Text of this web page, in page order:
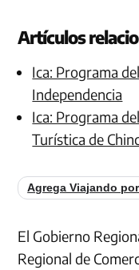
Artículos
Ica: Programa
Independencia
Ica: Programa
Turística de
Agrega Viajando
El Gobierno
Regional de